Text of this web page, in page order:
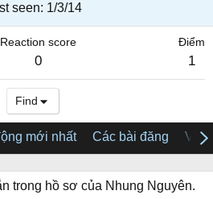
seen 1/3/14
Reaction score
0
Điểm
1
Find
mới nhất Các bài đăng Về
trong hồ sơ của Nhung Nguyên.